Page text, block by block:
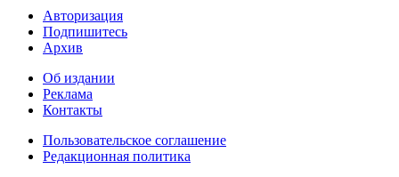
Авторизация
Подпишитесь
Архив
Об издании
Реклама
Контакты
Пользовательское соглашение
Редакционная политика